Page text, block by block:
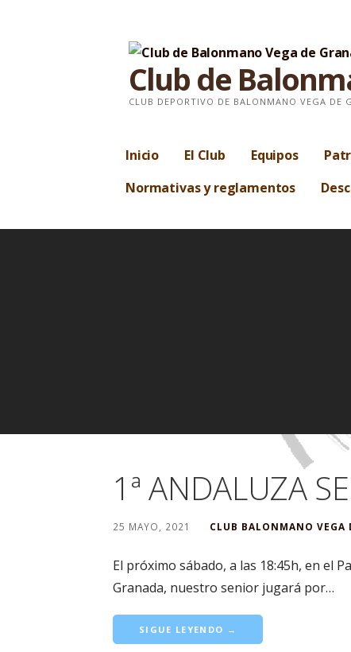
n
Club de
CLUB DEPORTIVO DE BALONMANO VEGA DE
Inicio El Club Equipos
Normativas y reglamentos
1ª ANDALUZA
25 MAYO, 2021 CLUB BALONMANO VEGA
El próximo sábado, a las 18:45h, en el
Granada, nuestro senior jugará por…
SIGUE LEYENDO →